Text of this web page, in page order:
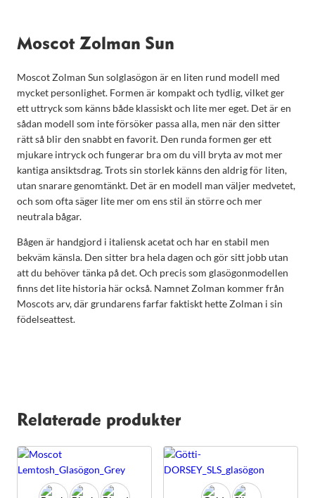
Moscot Zolman Sun
Moscot Zolman Sun solglasögon är en liten rund modell med
mycket personlighet. Formen är kompakt och tydlig, vilket ger
ett uttryck som känns både klassiskt och lite mer eget. Det är en
sådan modell som inte försöker passa alla, men när den sitter
rätt så blir den snabbt en favorit. Den runda formen ger ett
mjukare intryck och fungerar bra om du vill bryta av mot mer
kantiga ansiktsdrag. Trots sin storlek känns den aldrig för liten,
utan snarare genomtänkt. Det är en modell man väljer medvetet,
och som ofta säger lite mer om ens stil än större och mer
neutrala bågar.
Bågen är handgjord i italiensk acetat och har en stabil men
bekväm känsla. Den sitter bra hela dagen och gör sitt jobb utan
att du behöver tänka på det. Och precis som glasögonmodellen
finns det lite historia här också. Namnet Zolman kommer från
Moscots arv, där grundarens farfar faktiskt hette Zolman i sin
födelseattest.
Relaterade produkter